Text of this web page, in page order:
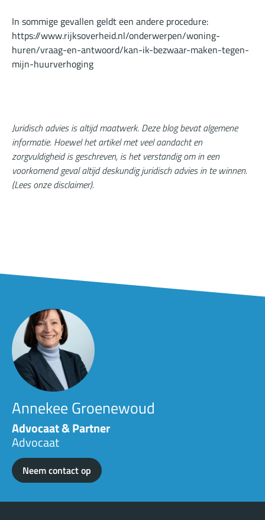
In sommige gevallen geldt een andere procedure:
https://www.rijksoverheid.nl/onderwerpen/woning-
huren/vraag-en-antwoord/kan-ik-bezwaar-maken-tegen-
mijn-huurverhoging
Juridisch advies is altijd maatwerk. Deze blog bevat algemene
informatie. Hoewel het artikel met veel aandacht en
zorgvuldigheid is geschreven, is het verstandig om in een
voorkomend geval altijd deskundig juridisch advies in te winnen.
(Lees onze disclaimer).
Annekee Groenewoud
Advocaat & Partner
Advocaat
Neem contact op